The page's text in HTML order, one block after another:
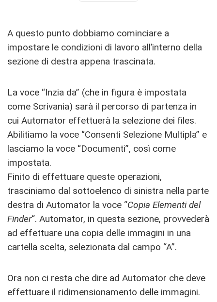
A questo punto dobbiamo cominciare a
impostare le condizioni di lavoro all’interno della
sezione di destra appena trascinata.
La voce “Inzia da” (che in figura è impostata
come Scrivania) sarà il percorso di partenza in
cui Automator effettuerà la selezione dei files.
Abilitiamo la voce “Consenti Selezione Multipla” e
lasciamo la voce “Documenti”, così come
impostata.
Finito di effettuare queste operazioni,
trasciniamo dal sottoelenco di sinistra nella parte
destra di Automator la voce “Copia Elementi del
Finder“. Automator, in questa sezione, provvederà
ad effettuare una copia delle immagini in una
cartella scelta, selezionata dal campo “A”.
Ora non ci resta che dire ad Automator che deve
effettuare il ridimensionamento delle immagini.